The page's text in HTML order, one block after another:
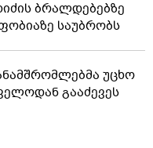
ბრალდებებზე
საუბრობს
უცხო
გააძევეს